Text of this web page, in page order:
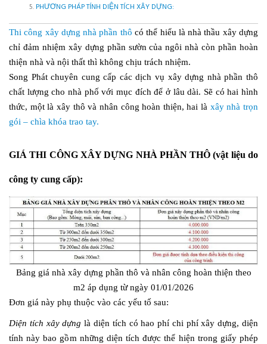
PHƯƠNG PHÁP TÍNH DIỆN TÍCH XÂY DỰNG:
Thi công xây dựng nhà phần thô có thể hiểu là nhà thầu xây dựng
chỉ đảm nhiệm xây dựng phần sườn của ngôi nhà còn phần hoàn
thiện nhà và nội thất thì không chịu trách nhiệm.
Song Phát chuyên cung cấp các dịch vụ xây dựng nhà phần thô
chất lượng cho nhà phố với mục đích để ở lâu dài. Sẽ có hai hình
thức, một là xây thô và nhân công hoàn thiện, hai là xây nhà trọn
gói – chìa khóa trao tay.
GIÁ THI CÔNG XÂY DỰNG NHÀ PHẦN THÔ (vật liệu do
công ty cung cấp):
Bảng giá nhà xây dựng phần thô và nhân công hoàn thiện theo
m2 áp dụng từ ngày 01/01/2026
Đơn giá này phụ thuộc vào các yếu tố sau:
Diện tích xây dựng là diện tích có hao phí chi phí xây dựng, diện
tính này bao gồm những diện tích được thể hiện trong giấy phép